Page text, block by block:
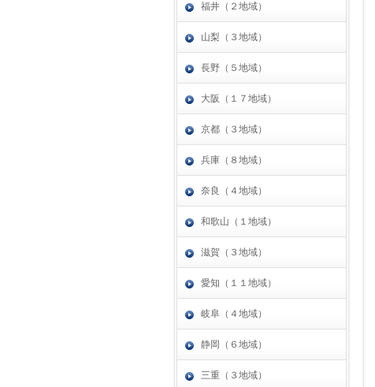
福井（２地域）
山梨（３地域）
長野（５地域）
大阪（１７地域）
京都（３地域）
兵庫（８地域）
奈良（４地域）
和歌山（１地域）
滋賀（３地域）
愛知（１１地域）
岐阜（４地域）
静岡（６地域）
三重（３地域）